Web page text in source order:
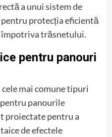
a unui sistem de
protecția eficientă
trăsnetului.
pentru panouri
mai comune tipuri
panourile
proiectate pentru a
de efectele